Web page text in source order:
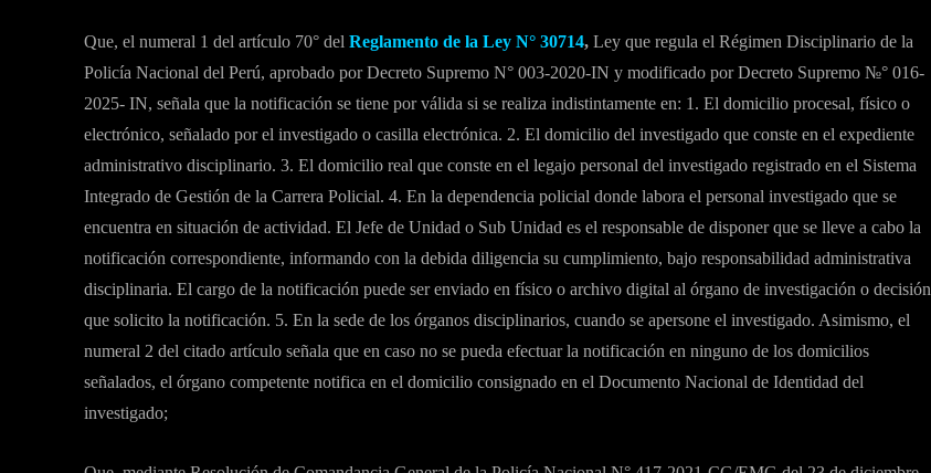
Que, el numeral 1 del artículo 70° del Reglamento de la Ley N° 30714, Ley que regula el Régimen Disciplinario de la
Policía Nacional del Perú, aprobado por Decreto Supremo N° 003-2020-IN y modificado por Decreto Supremo №° 016-
2025- IN, señala que la notificación se tiene por válida si se realiza indistintamente en: 1. El domicilio procesal, físico o
electrónico, señalado por el investigado o casilla electrónica. 2. El domicilio del investigado que conste en el expediente
administrativo disciplinario. 3. El domicilio real que conste en el legajo personal del investigado registrado en el Sistema
Integrado de Gestión de la Carrera Policial. 4. En la dependencia policial donde labora el personal investigado que se
encuentra en situación de actividad. El Jefe de Unidad o Sub Unidad es el responsable de disponer que se lleve a cabo la
notificación correspondiente, informando con la debida diligencia su cumplimiento, bajo responsabilidad administrativa
disciplinaria. El cargo de la notificación puede ser enviado en físico o archivo digital al órgano de investigación o decisión
que solicito la notificación. 5. En la sede de los órganos disciplinarios, cuando se apersone el investigado. Asimismo, el
numeral 2 del citado artículo señala que en caso no se pueda efectuar la notificación en ninguno de los domicilios
señalados, el órgano competente notifica en el domicilio consignado en el Documento Nacional de Identidad del
investigado;